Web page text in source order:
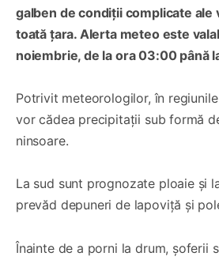
galben de condiții complicate ale
toată țara. Alerta meteo este
noiembrie, de la ora 03:00 până
Potrivit meteorologilor, în
vor cădea precipitații sub formă
ninsoare.
La sud sunt prognozate ploaie și
prevăd depuneri de lapoviță și
Înainte de a porni la drum, șoferii